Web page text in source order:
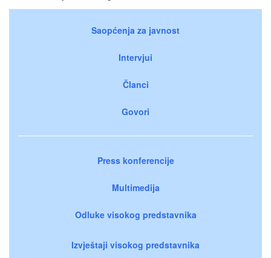
Saopćenja za javnost
Intervjui
Članci
Govori
Press konferencije
Multimedija
Odluke visokog predstavnika
Izvještaji visokog predstavnika